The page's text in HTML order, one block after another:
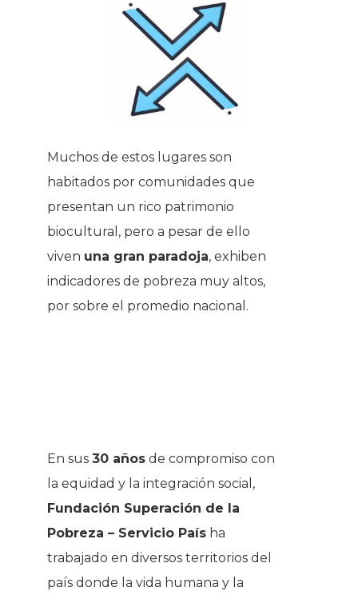
Muchos de estos lugares son
habitados por comunidades que
presentan un rico patrimonio
biocultural, pero a pesar de ello
viven una gran paradoja, exhiben
indicadores de pobreza muy altos,
por sobre el promedio nacional.
En sus 30 añosde compromiso con
la equidad y la integración social,
Fundación Superación de la
Pobreza – Servicio Paísha
trabajado en diversos territorios del
país donde la vida humana y la